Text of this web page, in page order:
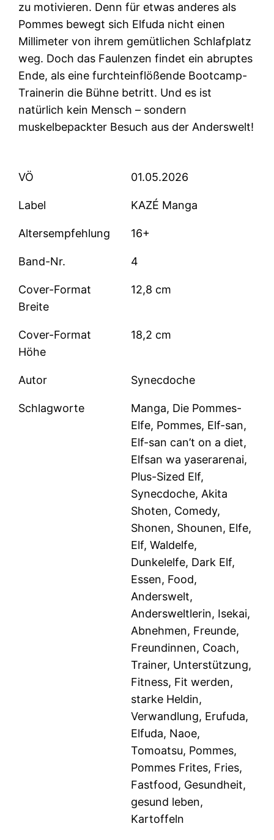
zu motivieren. Denn für etwas anderes als
Pommes bewegt sich Elfuda nicht einen
Millimeter von ihrem gemütlichen Schlafplatz
weg. Doch das Faulenzen findet ein abruptes
Ende, als eine furchteinflößende Bootcamp-
Trainerin die Bühne betritt. Und es ist
natürlich kein Mensch – sondern
muskelbepackter Besuch aus der Anderswelt!
VÖ 01.05.2026
Label KAZÉ Manga
Altersempfehlung 16+
Band-Nr. 4
Cover-Format
Breite
12,8 cm
Cover-Format
Höhe
18,2 cm
Autor Synecdoche
Schlagworte
Manga, Die Pommes-
Elfe, Pommes, Elf-san,
Elf-san can’t on a diet,
Elfsan wa yaserarenai,
Plus-Sized Elf,
Synecdoche, Akita
Shoten, Comedy,
Shonen, Shounen, Elfe,
Elf, Waldelfe,
Dunkelelfe, Dark Elf,
Essen, Food,
Anderswelt,
Andersweltlerin, Isekai,
Abnehmen, Freunde,
Freundinnen, Coach,
Trainer, Unterstützung,
Fitness, Fit werden,
starke Heldin,
Verwandlung, Erufuda,
Elfuda, Naoe,
Tomoatsu, Pommes,
Pommes Frites, Fries,
Fastfood, Gesundheit,
gesund leben,
Kartoffeln